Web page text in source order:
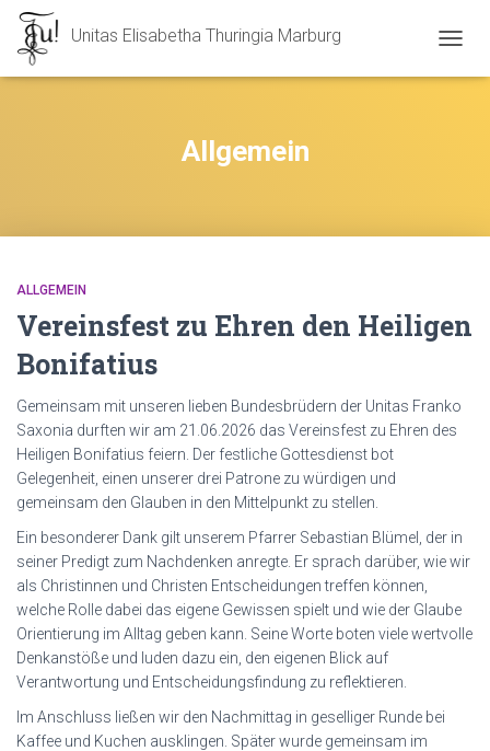
Unitas Elisabetha Thuringia Marburg
Allgemein
ALLGEMEIN
Vereinsfest zu Ehren den Heiligen
Bonifatius
Gemeinsam mit unseren lieben Bundesbrüdern der Unitas Franko
Saxonia durften wir am 21.06.2026 das Vereinsfest zu Ehren des
Heiligen Bonifatius feiern. Der festliche Gottesdienst bot
Gelegenheit, einen unserer drei Patrone zu würdigen und
gemeinsam den Glauben in den Mittelpunkt zu stellen.
Ein besonderer Dank gilt unserem Pfarrer Sebastian Blümel, der in
seiner Predigt zum Nachdenken anregte. Er sprach darüber, wie wir
als Christinnen und Christen Entscheidungen treffen können,
welche Rolle dabei das eigene Gewissen spielt und wie der Glaube
Orientierung im Alltag geben kann. Seine Worte boten viele wertvolle
Denkanstöße und luden dazu ein, den eigenen Blick auf
Verantwortung und Entscheidungsfindung zu reflektieren.
Im Anschluss ließen wir den Nachmittag in geselliger Runde bei
Kaffee und Kuchen ausklingen. Später wurde gemeinsam im